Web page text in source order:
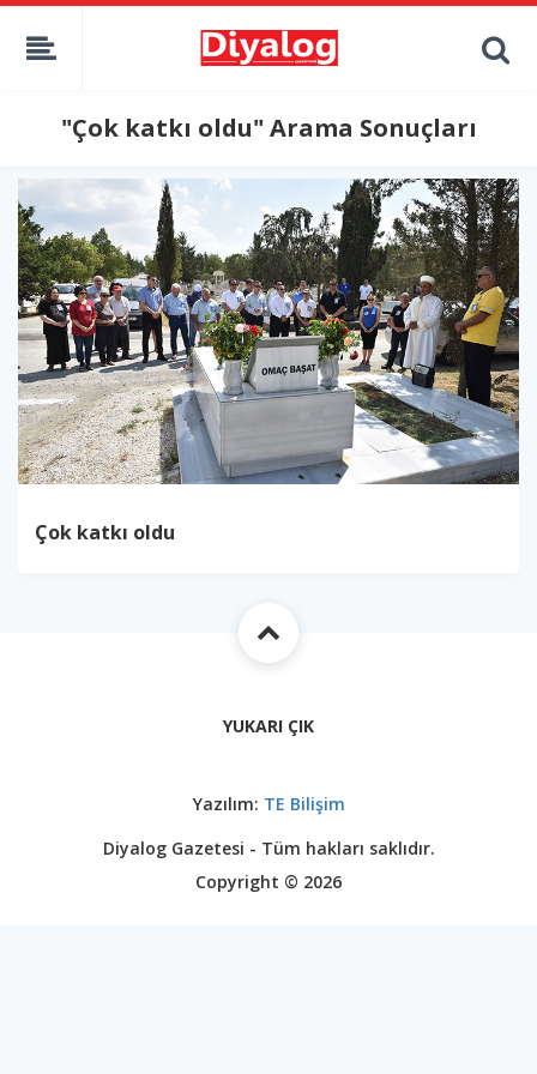
"Çok katkı oldu" Arama Sonuçları
Çok katkı oldu
YUKARI ÇIK
Yazılım: TE Bilişim
Diyalog Gazetesi - Tüm hakları saklıdır.
Copyright © 2026